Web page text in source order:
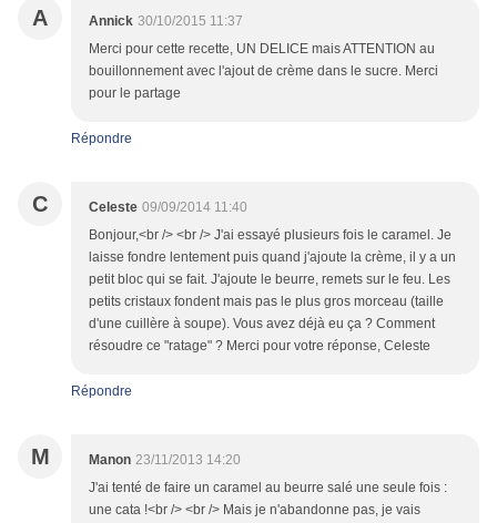
A Annick 30/10/2015 11:37
Merci pour cette recette, UN DELICE mais ATTENTION au
bouillonnement avec l'ajout de crème dans le sucre. Merci
pour le partage
Répondre
C Celeste 09/09/2014 11:40
Bonjour,<br /> <br /> J'ai essayé plusieurs fois le caramel. Je
laisse fondre lentement puis quand j'ajoute la crème, il y a un
petit bloc qui se fait. J'ajoute le beurre, remets sur le feu. Les
petits cristaux fondent mais pas le plus gros morceau (taille
d'une cuillère à soupe). Vous avez déjà eu ça ? Comment
résoudre ce "ratage" ? Merci pour votre réponse, Celeste
Répondre
M Manon 23/11/2013 14:20
J'ai tenté de faire un caramel au beurre salé une seule fois :
une cata !<br /> <br /> Mais je n'abandonne pas, je vais